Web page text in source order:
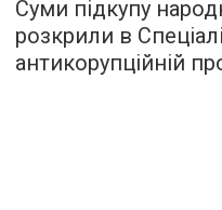
Суми підкупу
розкрили в
антикорупційній